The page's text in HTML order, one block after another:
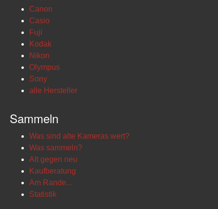
Canon
Casio
Fuji
Kodak
Nikon
Olympus
Sony
alle Hersteller
Sammeln
Was sind alte Kameras wert?
Was sammeln?
Alt gegen neu
Kaufberatung
Am Rande...
Statistik